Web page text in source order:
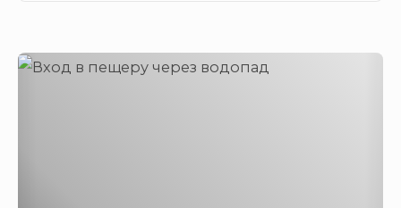
Вход